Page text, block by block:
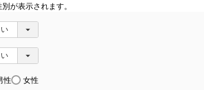
が表示されます。
性 女性